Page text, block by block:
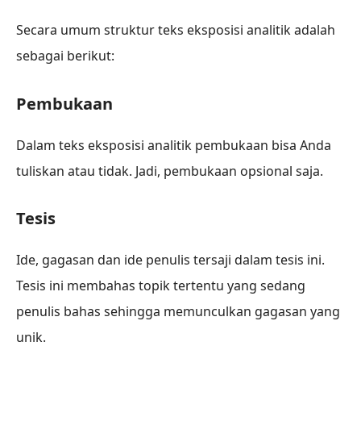
Secara umum struktur teks eksposisi analitik adalah
sebagai berikut:
Pembukaan
Dalam teks eksposisi analitik pembukaan bisa Anda
tuliskan atau tidak. Jadi, pembukaan opsional saja.
Tesis
Ide, gagasan dan ide penulis tersaji dalam tesis ini.
Tesis ini membahas topik tertentu yang sedang
penulis bahas sehingga memunculkan gagasan yang
unik.